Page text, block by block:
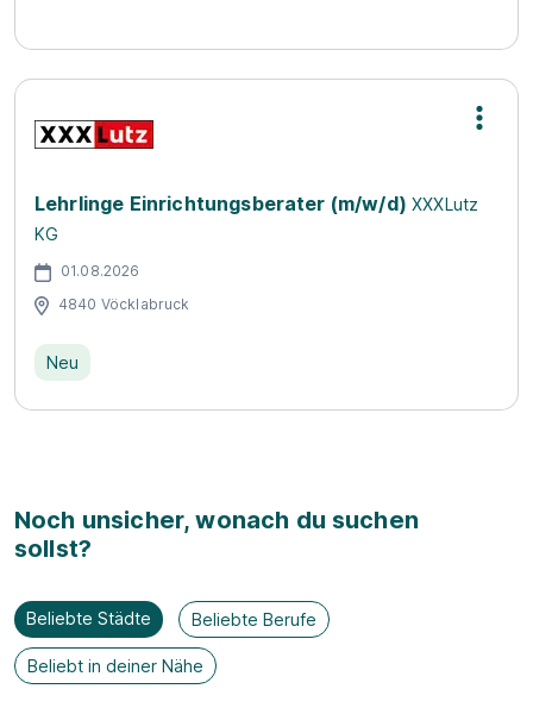
Lehrlinge Einrichtungsberater (m/w/d) XXXLutz
KG
01.08.2026
4840 Vöcklabruck
Neu
Noch unsicher, wonach du suchen
sollst?
Beliebte Städte Beliebte Berufe
Beliebt in deiner Nähe